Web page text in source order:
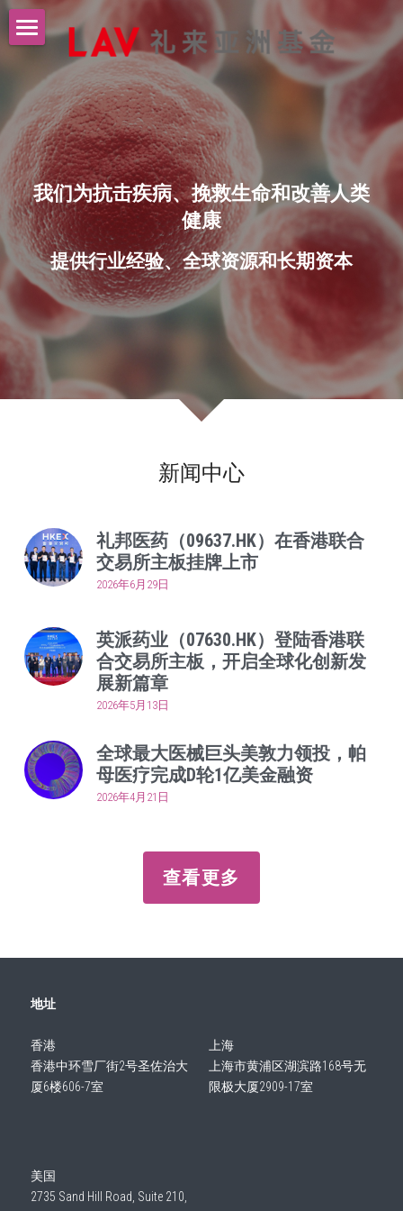
主页
关于我们
投资组合
新闻中心
联系我们
EN
我们为抗击疾病、挽救生命和改善人类
健康
提供行业经验、全球资源和长期资本
新闻中心
礼邦医药（09637.HK）在香港联合
交易所主板挂牌上市
2026年6月29日
英派药业（07630.HK）登陆香港联
合交易所主板，开启全球化创新发
展新篇章
2026年5月13日
全球最大医械巨头美敦力领投，帕
母医疗完成D轮1亿美金融资
2026年4月21日
查看更多
地址
香港
香港中环雪厂街2号圣佐治大
厦6楼606-7室
上海
上海市黄浦区湖滨路168号无
限极大厦2909-17室
美国
2735 Sand Hill Road, Suite 210,